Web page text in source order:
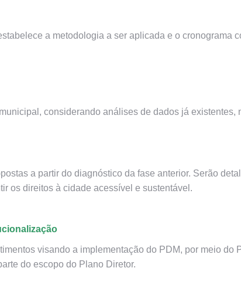
a metodologia a ser aplicada e o cronograma
considerando análises de dados já
a partir do diagnóstico da fase anterior. Serão
os direitos à cidade acessível e sustentável.
visando a implementação do PDM, por meio do
do escopo do Plano Diretor.